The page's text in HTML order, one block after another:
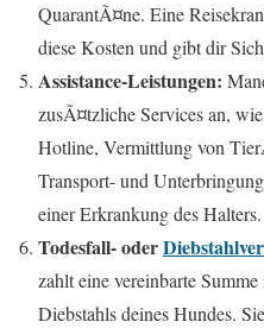
QuarantÃ¤ne. Eine
diese Kosten und gibt dir
Assistance-Leistungen:
zusÃ¤tzliche Services an,
Hotline, Vermittlung von
Transport- und
einer Erkrankung des Halters.
Todesfall- oder
zahlt eine vereinbarte
Diebstahls deines Hundes.